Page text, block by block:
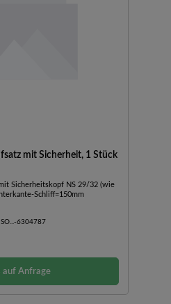
mit Sicherheit, 1 Stück
Sicherheitskopf NS 29/32 (wie
Schliff=150mm
6304787
auf Anfrage